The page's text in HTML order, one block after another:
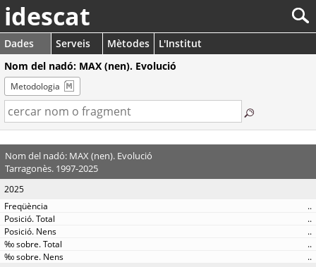
idescat
Dades Serveis Mètodes
L'Institut
Nom del nadó: MAX (nen). Evolució
Metodologia
Nom del nadó: MAX (nen). Evolució
Tarragonès. 1997-2025
2025
..
..
..
..
..